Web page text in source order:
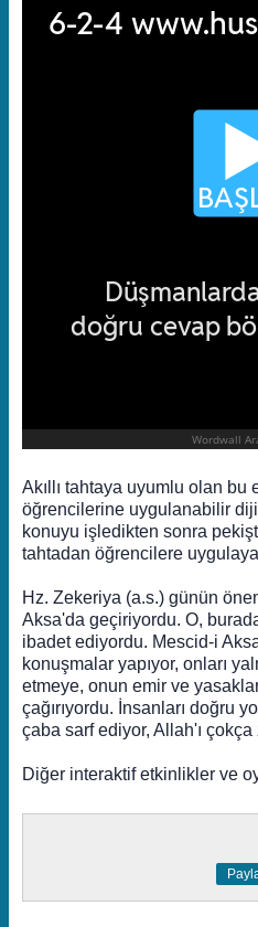
Akıllı tahtaya uyumlu olan bu
öğrencilerine uygulanabilir
konuyu işledikten sonra
tahtadan öğrencilere
Hz. Zekeriya (a.s.) günün
Aksa'da geçiriyordu. O,
ibadet ediyordu. Mescid-i
konuşmalar yapıyor, onları
etmeye, onun emir ve
çağırıyordu. İnsanları doğru
çaba sarf ediyor, Allah'ı
Diğer interaktif etkinlikler ve